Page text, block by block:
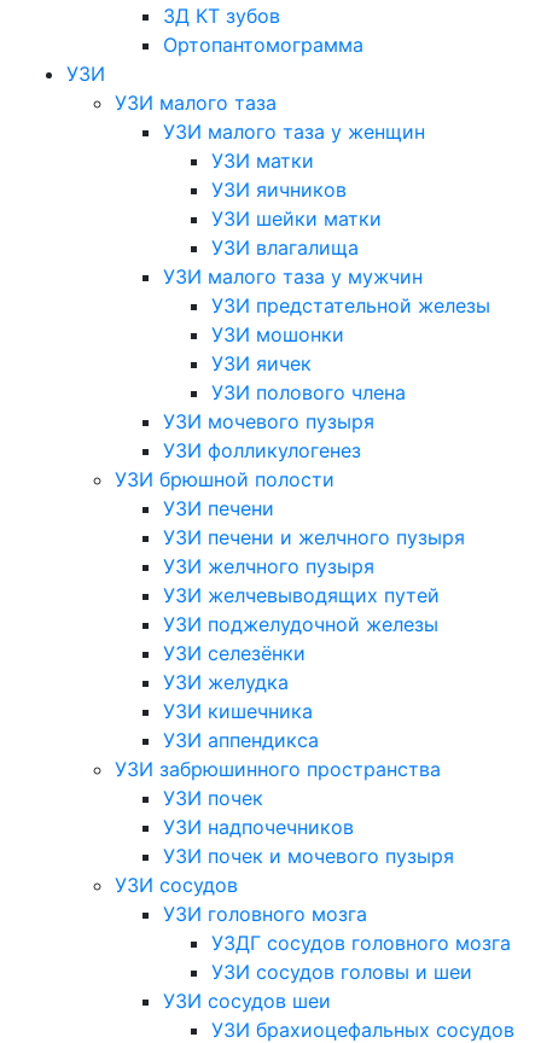
3Д КТ зубов
Ортопантомограмма
УЗИ
УЗИ малого таза
УЗИ малого таза у женщин
УЗИ матки
УЗИ яичников
УЗИ шейки матки
УЗИ влагалища
УЗИ малого таза у мужчин
УЗИ предстательной железы
УЗИ мошонки
УЗИ яичек
УЗИ полового члена
УЗИ мочевого пузыря
УЗИ фолликулогенез
УЗИ брюшной полости
УЗИ печени
УЗИ печени и желчного пузыря
УЗИ желчного пузыря
УЗИ желчевыводящих путей
УЗИ поджелудочной железы
УЗИ селезёнки
УЗИ желудка
УЗИ кишечника
УЗИ аппендикса
УЗИ забрюшинного пространства
УЗИ почек
УЗИ надпочечников
УЗИ почек и мочевого пузыря
УЗИ сосудов
УЗИ головного мозга
УЗДГ сосудов головного мозга
УЗИ сосудов головы и шеи
УЗИ сосудов шеи
УЗИ брахиоцефальных сосудов